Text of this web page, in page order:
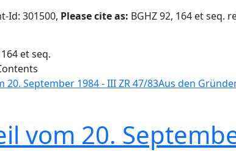
Id: 301500, Please cite as: BGHZ 92, 164 et seq.
et seq.
20. September 1984 - III ZR 47/83Aus den
vom 20.